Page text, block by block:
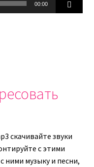
00:00
скачивайте звуки
с этими
ними музыку и песни,